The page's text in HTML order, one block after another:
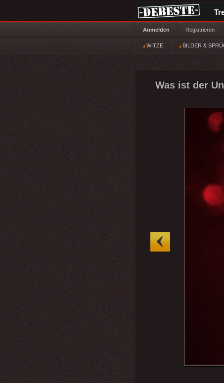
Anmelden Registrieren
WITZE BILDER &
Was ist der